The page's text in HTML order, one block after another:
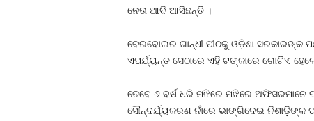
ନେତା ଆଦି ଆସିଛନ୍ତି ।
ବେରବୋଇର ଗାନ୍ଧୀ ପୀଠକୁ ଓଡ଼ିଶା ସରକାରଙ୍କ
ଏପର୍ଯ୍ୟନ୍ତ ସେଠାରେ ଏହି ଟଙ୍କାରେ ଗୋଟିଏ
ତେବେ ୬ ବର୍ଷ ଧରି ମଝିରେ ମଝିରେ ଅଫିସରମାନେ
ସୌନ୍ଦର୍ଯ୍ୟକରଣ ନାଁରେ ଭାଙ୍ଗିଦେଇ ନିଶାଡ଼ିଙ୍କ